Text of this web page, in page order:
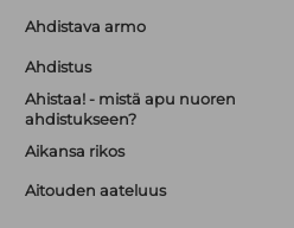
Ahdistava armo
Ahdistus
Ahistaa! - mistä apu nuoren
ahdistukseen?
Aikansa rikos
Aitouden aateluus